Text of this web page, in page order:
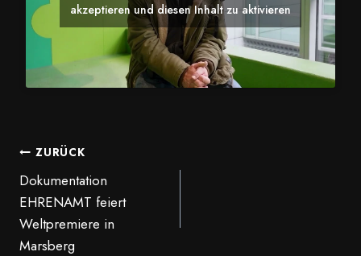
akzeptieren und diesen Inhalt zu aktivieren
BEITRAGSNAVIGATION
ZURÜCK
Dokumentation
EHRENAMT feiert
Weltpremiere in
Marsberg